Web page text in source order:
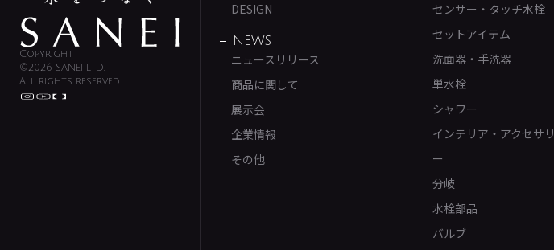
Copyright
©2026 SANEI LTD.
All rights reserved.
DESIGN
NEWS
ニュースリリース
商品に関して
展示会
企業情報
その他
センサー・タッチ水栓
セットアイテム
洗面器・手洗器
単水栓
シャワー
インテリア・アクセサリ
ー
分岐
水栓部品
バルブ